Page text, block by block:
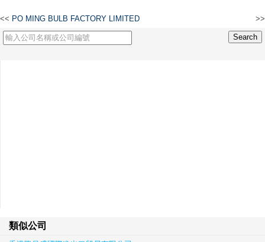
<< PO MING BULB FACTORY LIMITED >>
類似公司